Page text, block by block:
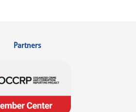
Partners